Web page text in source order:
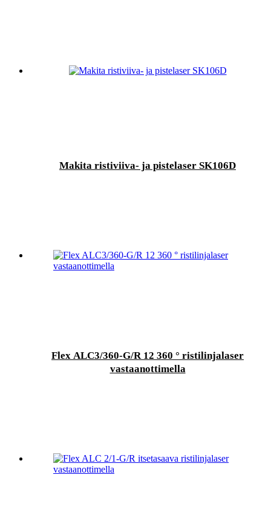
Makita ristiviiva- ja pistelaser SK106D
Flex ALC3/360-G/R 12 360 ° ristilinjalaser
vastaanottimella